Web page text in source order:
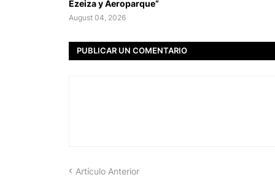
Ezeiza y Aeroparque”
August 04, 2026
PUBLICAR UN COMENTARIO
Artículo Anterior